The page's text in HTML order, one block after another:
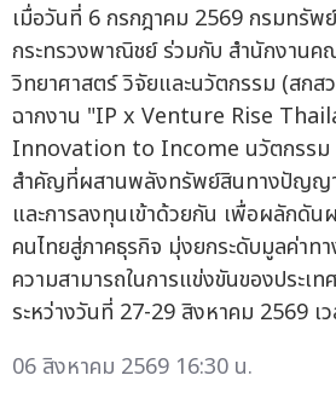
เมื่อวันที่ 6 กรกฎาคม 2569 กรมทรั
กระทรวงพาณิชย์ ร่วมกับ สำนักงานค
วิทยาศาสตร์ วิจัยและนวัตกรรม (สกส
ฉากงาน "IP x Venture Rise
Innovation to Income นวัตกรรม
สำคัญที่ผสานพลังทรัพย์สินทางปัญญ
และการลงทุนเข้าด้วยกัน เพื่อผลักดั
คนไทยสู่ภาคธุรกิจ มุ่งยกระดับมูลค่าท
ความสามารถในการแข่งขันของประเ
ระหว่างวันที่ 27-29 สิงหาคม 2569 เ
06 สิงหาคม 2569 16:30 น.